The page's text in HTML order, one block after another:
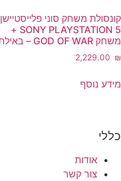
קונסולת משחק סוני פלייסטיישן
SONY PLAYSTATION 5 +
משחק GOD OF WAR – באילת
‎2,229.00 ₪
מידע נוסף
כללי
אודות
צור קשר